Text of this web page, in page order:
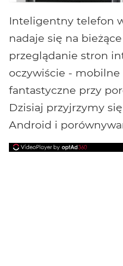
Inteligentny telefon
nadaje się na
przeglądanie stron
oczywiście - mobilne
fantastyczne przy
Dzisiaj przyjrzymy
Android i